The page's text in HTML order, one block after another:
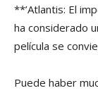
**’Atlantis: El
ha considerado
película se
Puede haber